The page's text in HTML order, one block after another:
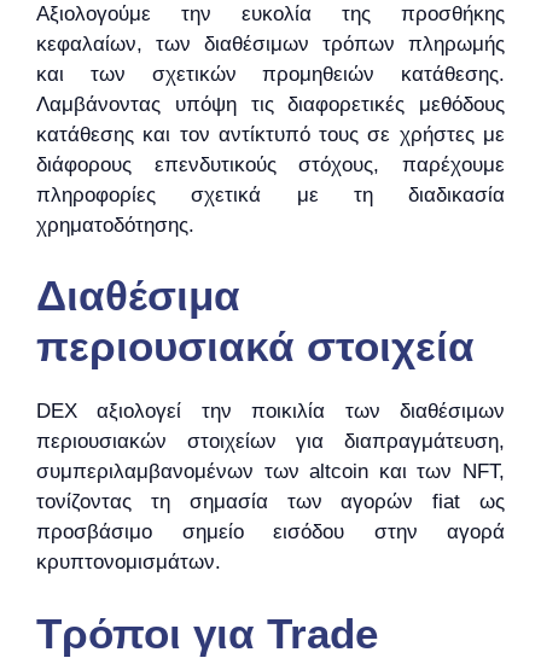
Αξιολογούμε την ευκολία της προσθήκης
κεφαλαίων, των διαθέσιμων τρόπων πληρωμής
και των σχετικών προμηθειών κατάθεσης.
Λαμβάνοντας υπόψη τις διαφορετικές μεθόδους
κατάθεσης και τον αντίκτυπό τους σε χρήστες με
διάφορους επενδυτικούς στόχους, παρέχουμε
πληροφορίες σχετικά με τη διαδικασία
χρηματοδότησης.
Διαθέσιμα
περιουσιακά στοιχεία
DEX αξιολογεί την ποικιλία των διαθέσιμων
περιουσιακών στοιχείων για διαπραγμάτευση,
συμπεριλαμβανομένων των altcoin και των NFT,
τονίζοντας τη σημασία των αγορών fiat ως
προσβάσιμο σημείο εισόδου στην αγορά
κρυπτονομισμάτων.
Τρόποι για Trade